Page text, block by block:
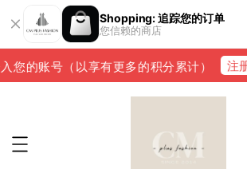
Shopping: 追踪您的订单
您信赖的商店
的账号（以享有更多的积分累计） 注册